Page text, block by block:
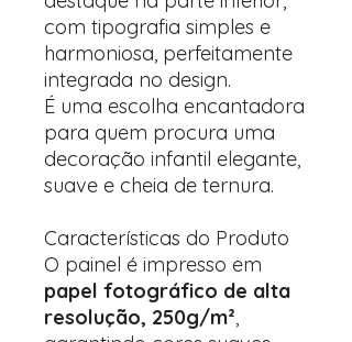
com tipografia simples e
harmoniosa, perfeitamente
integrada no design.
É uma escolha encantadora
para quem procura uma
decoração infantil elegante,
suave e cheia de ternura.
Características do Produto
O painel é impresso em
papel fotográfico de alta
resolução, 250g/m²,